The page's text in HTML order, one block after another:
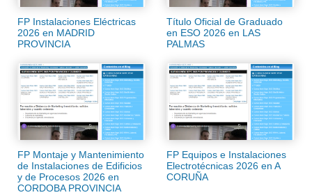
FP Instalaciones Eléctricas
2026 en MADRID
PROVINCIA
Título Oficial de Graduado
en ESO 2026 en LAS
PALMAS
FP Montaje y Mantenimiento
de Instalaciones de Edificios
y de Procesos 2026 en
CORDOBA PROVINCIA
FP Equipos e Instalaciones
Electrotécnicas 2026 en A
CORUÑA